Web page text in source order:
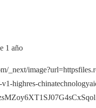
1 año